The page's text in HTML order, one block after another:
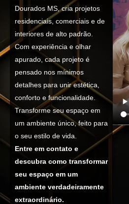
Dourados MS, cria projetos
residenciais, comerciais e de
interiores de alto padrão.
Com experiência e olhar
apurado, cada projeto é
pensado nos mínimos
detalhes para unir estética,
conforto e funcionalidade.
Transforme seu espaço em
um ambiente único, feito para
o seu estilo de vida.
Entre em contato e
descubra como transformar
seu espaço em um
ambiente verdadeiramente
extraordinário.